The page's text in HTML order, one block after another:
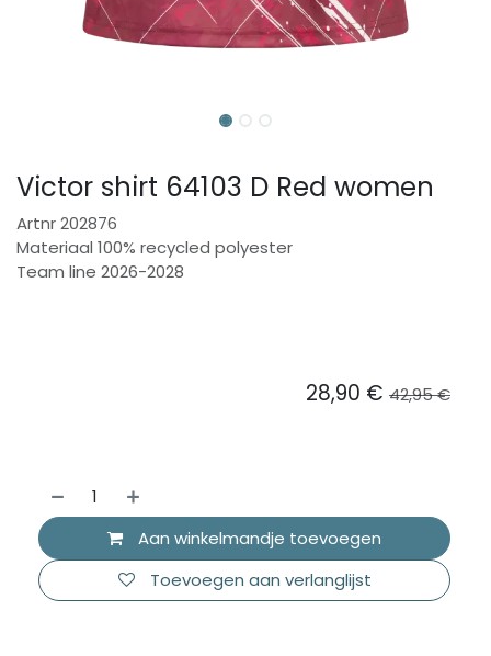
Victor shirt 64103 D Red women
Artnr 202876
Materiaal 100% recycled polyester
Team line 2026-2028
Aan winkelmandje toevoegen
Toevoegen aan verlanglijst
28,90 € 42,95€